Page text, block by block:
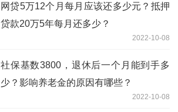
网贷5万12个月每月应该还多少元？抵押
贷款20万5年每月还多少？
2022-10-08
社保基数3800，退休后一个月能到手多
少？影响养老金的原因有哪些？
2022-10-08